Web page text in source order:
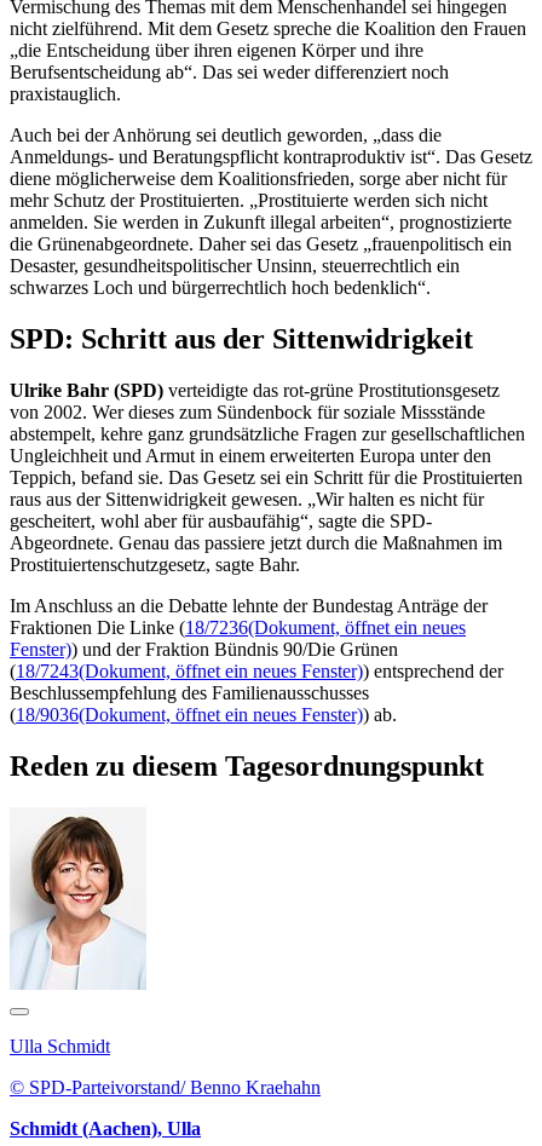
Vermischung des Themas mit dem Menschenhandel sei hingegen
nicht zielführend. Mit dem Gesetz spreche die Koalition den Frauen
„die Entscheidung über ihren eigenen Körper und ihre
Berufsentscheidung ab“. Das sei weder differenziert noch
praxistauglich.
Auch bei der Anhörung sei deutlich geworden, „dass die
Anmeldungs- und Beratungspflicht kontraproduktiv ist“. Das Gesetz
diene möglicherweise dem Koalitionsfrieden, sorge aber nicht für
mehr Schutz der Prostituierten. „Prostituierte werden sich nicht
anmelden. Sie werden in Zukunft illegal arbeiten“, prognostizierte
die Grünenabgeordnete. Daher sei das Gesetz „frauenpolitisch ein
Desaster, gesundheitspolitischer Unsinn, steuerrechtlich ein
schwarzes Loch und bürgerrechtlich hoch bedenklich“.
SPD: Schritt aus der Sittenwidrigkeit
Ulrike Bahr (SPD) verteidigte das rot-grüne Prostitutionsgesetz
von 2002. Wer dieses zum Sündenbock für soziale Missstände
abstempelt, kehre ganz grundsätzliche Fragen zur gesellschaftlichen
Ungleichheit und Armut in einem erweiterten Europa unter den
Teppich, befand sie. Das Gesetz sei ein Schritt für die Prostituierten
raus aus der Sittenwidrigkeit gewesen. „Wir halten es nicht für
gescheitert, wohl aber für ausbaufähig“, sagte die SPD-
Abgeordnete. Genau das passiere jetzt durch die Maßnahmen im
Prostituiertenschutzgesetz, sagte Bahr.
Im Anschluss an die Debatte lehnte der Bundestag Anträge der
Fraktionen Die Linke (18/7236(Dokument, öffnet ein neues
Fenster)) und der Fraktion Bündnis 90/Die Grünen
(18/7243(Dokument, öffnet ein neues Fenster)) entsprechend der
Beschlussempfehlung des Familienausschusses
(18/9036(Dokument, öffnet ein neues Fenster)) ab.
Reden zu diesem Tagesordnungspunkt
Ulla Schmidt
© SPD-Parteivorstand/ Benno Kraehahn
Schmidt (Aachen), Ulla